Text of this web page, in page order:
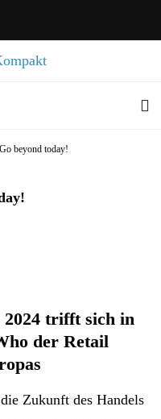
beyond today!
2024 trifft sich in
der Retail
Zukunft des Handels